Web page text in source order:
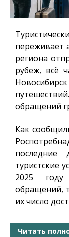
переживает
региона
рубеж, всё
обращений
Как
туристские
2025 году
обращений,
их число
Читать